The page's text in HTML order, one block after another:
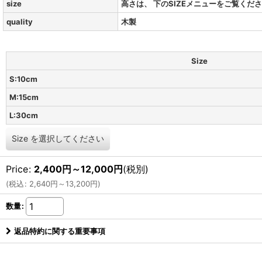
size
高さは、 下のSIZEメニューをご覧くだ
quality
木製
Size
S:10cm
M:15cm
L:30cm
Size を選択してください
Price: 2,400円 ～12,000円 (税別)
(税込: 2,640円 ～13,200円)
数量:
返品特約に関する重要事項